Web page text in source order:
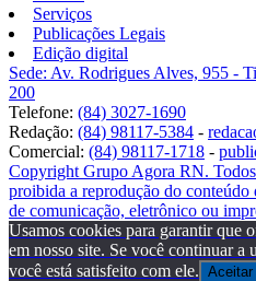
Serviços
Publicações Legais
Edição digital
Sede: Av. Rodrigues Alves, 955 -
200
Telefone: (84) 3027-1690
Redação: (84) 98117-5384 -
Comercial: (84) 98117-1718 -
Copyright Grupo Agora RN.
proibida a reprodução do conteúdo
de comunicação, eletrônico ou
Usamos cookies para garantir que
em nosso site. Se você continuar a
você está satisfeito com ele. Aceitar